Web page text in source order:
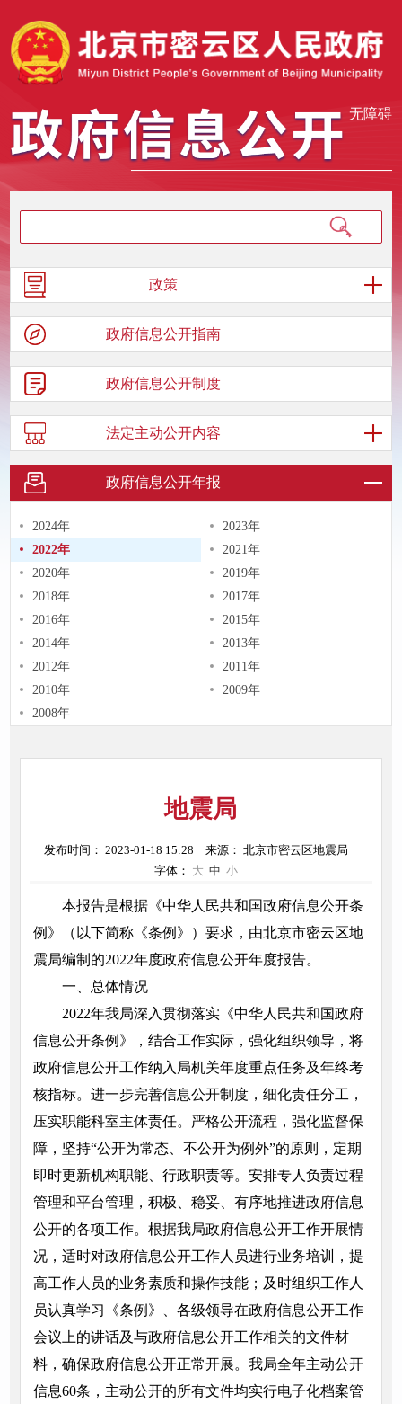
无障碍
政策
政府信息公开指南
政府信息公开制度
法定主动公开内容
政府信息公开年报
2024年
2023年
2022年
2021年
2020年
2019年
2018年
2017年
2016年
2015年
2014年
2013年
2012年
2011年
2010年
2009年
2008年
地震局
发布时间： 2023-01-18 15:28
来源： 北京市密云区地震局
字体： 大 中 小
本报告是根据《中华人民共和国政府信息公开条
例》（以下简称《条例》）要求，由北京市密云区地
震局编制的2022年度政府信息公开年度报告。
一、总体情况
2022年我局深入贯彻落实《中华人民共和国政府
信息公开条例》，结合工作实际，强化组织领导，将
政府信息公开工作纳入局机关年度重点任务及年终考
核指标。进一步完善信息公开制度，细化责任分工，
压实职能科室主体责任。严格公开流程，强化监督保
障，坚持“公开为常态、不公开为例外”的原则，定期
即时更新机构职能、行政职责等。安排专人负责过程
管理和平台管理，积极、稳妥、有序地推进政府信息
公开的各项工作。根据我局政府信息公开工作开展情
况，适时对政府信息公开工作人员进行业务培训，提
高工作人员的业务素质和操作技能；及时组织工作人
员认真学习《条例》、各级领导在政府信息公开工作
会议上的讲话及与政府信息公开工作相关的文件材
料，确保政府信息公开正常开展。我局全年主动公开
信息60条，主动公开的所有文件均实行电子化档案管